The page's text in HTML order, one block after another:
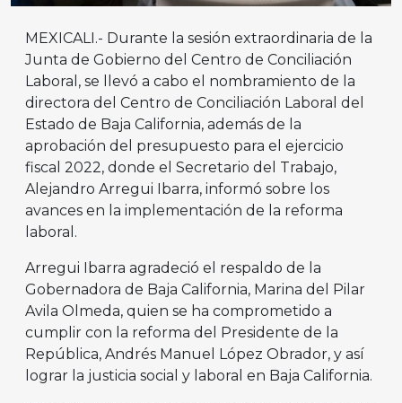
MEXICALI.- Durante la sesión extraordinaria de la
Junta de Gobierno del Centro de Conciliación
Laboral, se llevó a cabo el nombramiento de la
directora del Centro de Conciliación Laboral del
Estado de Baja California, además de la
aprobación del presupuesto para el ejercicio
fiscal 2022, donde el Secretario del Trabajo,
Alejandro Arregui Ibarra, informó sobre los
avances en la implementación de la reforma
laboral.
Arregui Ibarra agradeció el respaldo de la
Gobernadora de Baja California, Marina del Pilar
Avila Olmeda, quien se ha comprometido a
cumplir con la reforma del Presidente de la
República, Andrés Manuel López Obrador, y así
lograr la justicia social y laboral en Baja California.